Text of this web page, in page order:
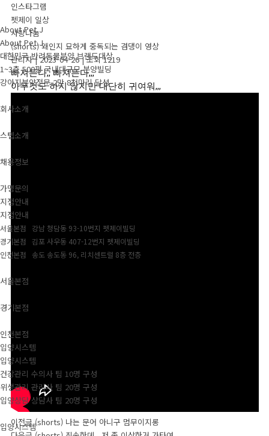
About Pet.J
About Pet.J
대한민국 반려동물분양 브랜드대상
1~3층 500평 국내대규모 분양빌딩
강아지분양전문 2만 8천마리 달성
회사소개
스텝소개
채용정보
가맹문의
지점안내
지점안내
서울본점 강남 청담동 93-10번지 펫제이빌딩
경기본점 김포 사우동 407-12번지 펫제이빌딩
인천본점 송도 송도동 96, 리치센트럴 8층 전층
서울본점
경기본점
인천본점
입양시스템
입양시스템
건강관리 수의사 팀 10명 구성
위생관리 관리사 팀 20명 구성
입양상담 상담사 팀 20명 구성
입양시스템
인스타그램
펫제이 일상
사랑나눔
(shorts) 왜인지 묘하게 중독되는 겸댕이 영상
관리자|2023-04-26|조회 1219
빠져든다,, 빠져든다,,,
아무것도 하지 않지만 대단히 귀여워,,,
이전글 (shorts) 나는 문어 아니구 멈무이지롱